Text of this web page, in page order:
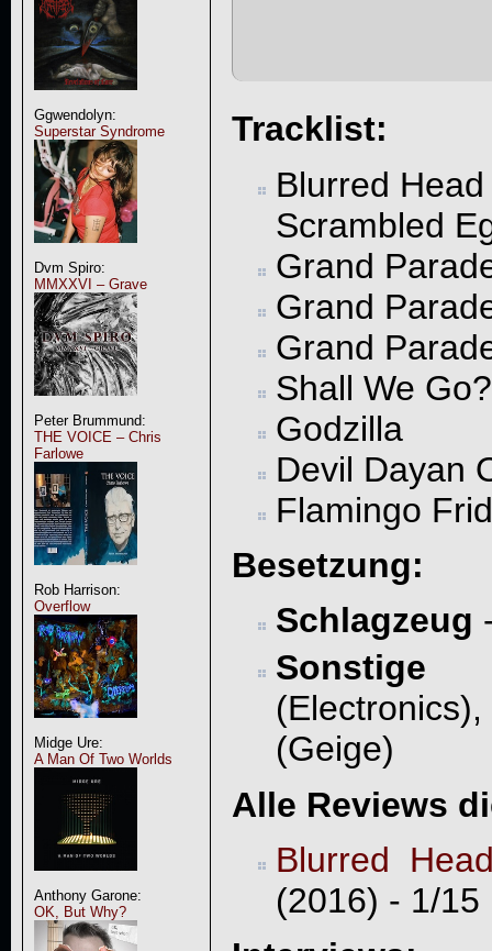
Ggwendolyn:
Superstar Syndrome
Dvm Spiro:
MMXXVI – Grave
Peter Brummund:
THE VOICE – Chris
Farlowe
Rob Harrison:
Overflow
Midge Ure:
A Man Of Two Worlds
Anthony Garone:
OK, But Why?
Tracklist:
Blurred Head
Scrambled
Grand
Grand
Grand
Shall We Go?
Godzilla
Devil Dayan
Flamingo
Besetzung:
Schlagzeug
Sonstige
(Geige)
Alle Reviews
Blurred
(2016) - 1/15